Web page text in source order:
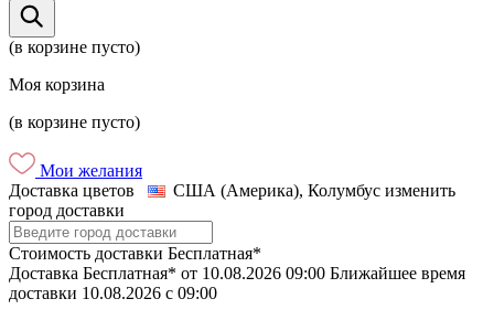
(в корзине пусто)
Моя корзина
(в корзине пусто)
Мои желания
Доставка цветов
США (Америка), Колумбус изменить
город доставки
Стоимость доставки Бесплатная*
Доставка Бесплатная* от 10.08.2026 09:00 Ближайшее время
доставки 10.08.2026 c 09:00